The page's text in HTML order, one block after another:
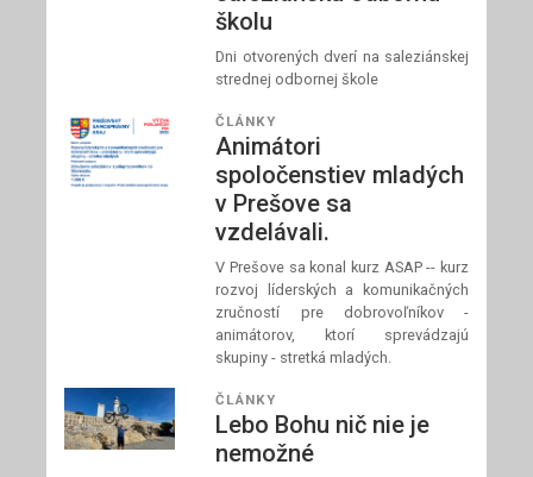
školu
Dni otvorených dverí na saleziánskej
strednej odbornej škole
ČLÁNKY
Animátori
spoločenstiev mladých
v Prešove sa
vzdelávali.
V Prešove sa konal kurz ASAP -- kurz
rozvoj líderských a komunikačných
zručností pre dobrovoľníkov -
animátorov, ktorí sprevádzajú
skupiny - stretká mladých.
ČLÁNKY
Lebo Bohu nič nie je
nemožné